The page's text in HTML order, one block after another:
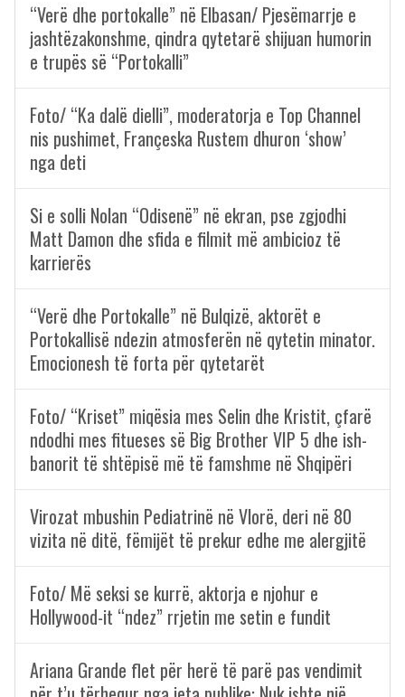
“Verë dhe portokalle” në Elbasan/ Pjesëmarrje e
jashtëzakonshme, qindra qytetarë shijuan humorin
e trupës së “Portokalli”
Foto/ “Ka dalë dielli”, moderatorja e Top Channel
nis pushimet, Françeska Rustem dhuron ‘show’
nga deti
Si e solli Nolan “Odisenë” në ekran, pse zgjodhi
Matt Damon dhe sfida e filmit më ambicioz të
karrierës
“Verë dhe Portokalle” në Bulqizë, aktorët e
Portokallisë ndezin atmosferën në qytetin minator.
Emocionesh të forta për qytetarët
Foto/ “Kriset” miqësia mes Selin dhe Kristit, çfarë
ndodhi mes fitueses së Big Brother VIP 5 dhe ish-
banorit të shtëpisë më të famshme në Shqipëri
Virozat mbushin Pediatrinë në Vlorë, deri në 80
vizita në ditë, fëmijët të prekur edhe me alergjitë
Foto/ Më seksi se kurrë, aktorja e njohur e
Hollywood-it “ndez” rrjetin me setin e fundit
Ariana Grande flet për herë të parë pas vendimit